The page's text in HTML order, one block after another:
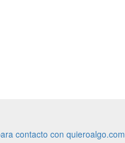
contacto con quieroalgo.com